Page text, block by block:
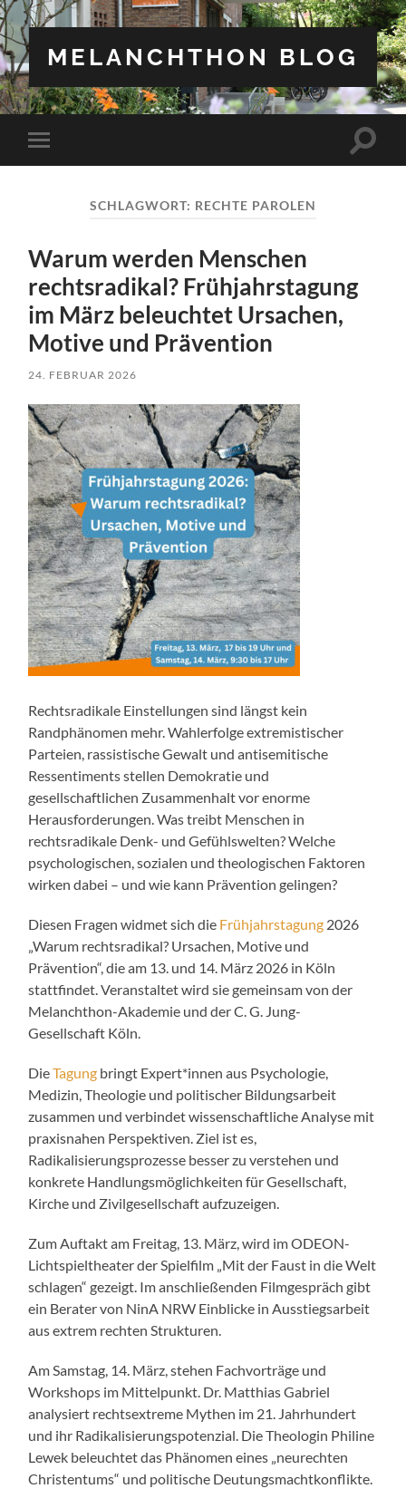
MELANCHTHON BLOG
Mobile-
Menü
SCHLAGWORT: RECHTE PAROLEN
Warum werden Menschen
rechtsradikal? Frühjahrstagung
im März beleuchtet Ursachen,
Motive und Prävention
24. FEBRUAR 2026
Rechtsradikale Einstellungen sind längst kein
Randphänomen mehr. Wahlerfolge extremistischer
Parteien, rassistische Gewalt und antisemitische
Ressentiments stellen Demokratie und
gesellschaftlichen Zusammenhalt vor enorme
Herausforderungen. Was treibt Menschen in
rechtsradikale Denk- und Gefühlswelten? Welche
psychologischen, sozialen und theologischen Faktoren
wirken dabei – und wie kann Prävention gelingen?
Diesen Fragen widmet sich die Frühjahrstagung 2026
„Warum rechtsradikal? Ursachen, Motive und
Prävention“, die am 13. und 14. März 2026 in Köln
stattfindet. Veranstaltet wird sie gemeinsam von der
Melanchthon-Akademie und der C. G. Jung-
Gesellschaft Köln.
DieTagung bringt Expert*innen aus Psychologie,
Medizin, Theologie und politischer Bildungsarbeit
zusammen und verbindet wissenschaftliche Analyse mit
praxisnahen Perspektiven. Ziel ist es,
Radikalisierungsprozesse besser zu verstehen und
konkrete Handlungsmöglichkeiten für Gesellschaft,
Kirche und Zivilgesellschaft aufzuzeigen.
Zum Auftakt am Freitag, 13. März, wird im ODEON-
Lichtspieltheater der Spielfilm „Mit der Faust in die Welt
schlagen“ gezeigt. Im anschließenden Filmgespräch gibt
ein Berater von NinA NRW Einblicke in Ausstiegsarbeit
aus extrem rechten Strukturen.
Am Samstag, 14. März, stehen Fachvorträge und
Workshops im Mittelpunkt. Dr. Matthias Gabriel
analysiert rechtsextreme Mythen im 21. Jahrhundert
und ihr Radikalisierungspotenzial. Die Theologin Philine
Lewek beleuchtet das Phänomen eines „neurechten
Christentums“ und politische Deutungsmachtkonflikte.